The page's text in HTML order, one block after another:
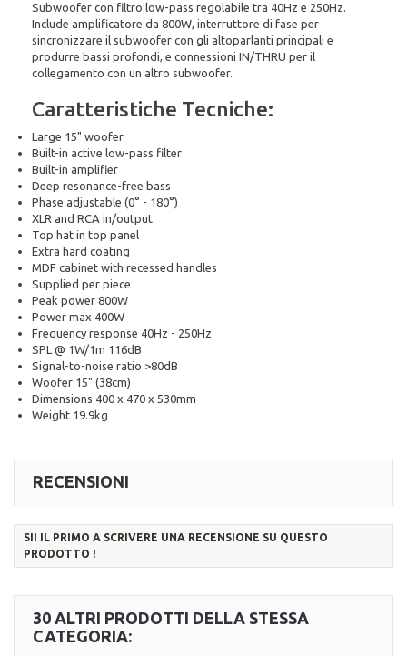
Subwoofer con filtro low-pass regolabile tra 40Hz e 250Hz.
Include amplificatore da 800W, interruttore di fase per
sincronizzare il subwoofer con gli altoparlanti principali e
produrre bassi profondi, e connessioni IN/THRU per il
collegamento con un altro subwoofer.
Caratteristiche Tecniche:
Large 15" woofer
Built-in active low-pass filter
Built-in amplifier
Deep resonance-free bass
Phase adjustable (0° - 180°)
XLR and RCA in/output
Top hat in top panel
Extra hard coating
MDF cabinet with recessed handles
Supplied per piece
Peak power 800W
Power max 400W
Frequency response 40Hz - 250Hz
SPL @ 1W/1m 116dB
Signal-to-noise ratio >80dB
Woofer 15" (38cm)
Dimensions 400 x 470 x 530mm
Weight 19.9kg
RECENSIONI
SII IL PRIMO A SCRIVERE UNA RECENSIONE SU QUESTO
PRODOTTO !
30 ALTRI PRODOTTI DELLA STESSA
CATEGORIA: